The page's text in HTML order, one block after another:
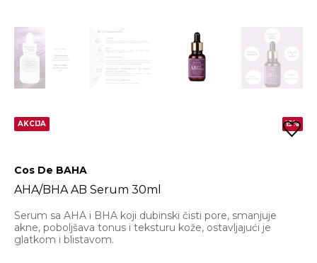
AKCIJA 15%
Cos De BAHA
AHA/BHA AB Serum 30ml
Serum sa AHA i BHA koji dubinski čisti pore, smanjuje
akne, poboljšava tonus i teksturu kože, ostavljajući je
glatkom i blistavom.